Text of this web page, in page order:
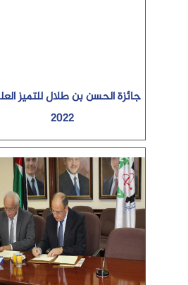
جائزة الحسن بن طلال للتميز العلمي
2022